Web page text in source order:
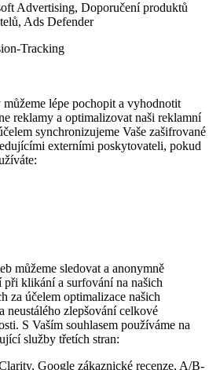
Advertising, Doporučení produktů
Ads Defender
Tracking
lépe pochopit a vyhodnotit
reklamy a optimalizovat naši reklamní
synchronizujeme Vaše zašifrované
externími poskytovateli, pokud
můžeme sledovat a anonymně
při klikání a surfování na našich
za účelem optimalizace našich
neustálého zlepšování celkové
S Vaším souhlasem používáme na
služby třetích stran:
Google zákaznické recenze, A/B-